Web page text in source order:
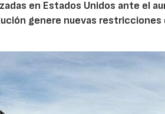
en Estados Unidos ante el
genere nuevas restricciones